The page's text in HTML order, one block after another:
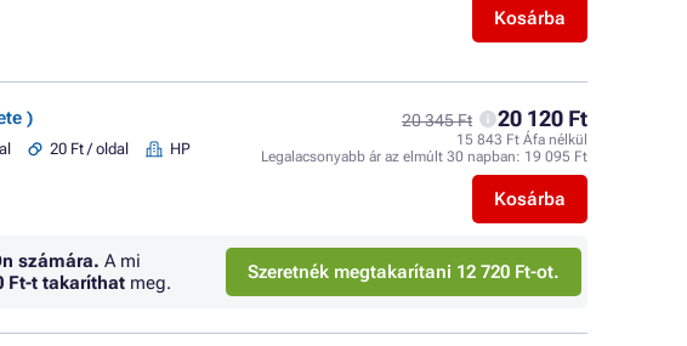
Kosárba
)
20 Ft / oldal HP
20 345 Ft 20 120 Ft
15 843 Ft Áfa nélkül
Legalacsonyabb ár az elmúlt 30 napban: 19 095 Ft
Kosárba
számára. A mi
Ft-t takaríthat meg. Szeretnék megtakarítani 12 720 Ft-ot.